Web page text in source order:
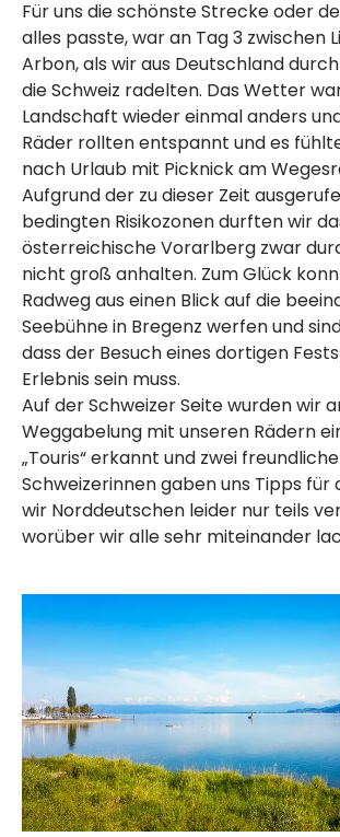
Für uns die schönste Strecke oder
alles passte, war an Tag 3 zwischen
Arbon, als wir aus Deutschland
die Schweiz radelten. Das Wetter
Landschaft wieder einmal anders
Räder rollten entspannt und es
nach Urlaub mit Picknick am
Aufgrund der zu dieser Zeit
bedingten Risikozonen durften wir
österreichische Vorarlberg zwar
nicht groß anhalten. Zum Glück
Radweg aus einen Blick auf die
Seebühne in Bregenz werfen und
dass der Besuch eines dortigen
Erlebnis sein muss.
Auf der Schweizer Seite wurden wir
Weggabelung mit unseren Rädern
„Touris“ erkannt und zwei freundliche
Schweizerinnen gaben uns Tipps für
wir Norddeutschen leider nur teils
worüber wir alle sehr miteinander